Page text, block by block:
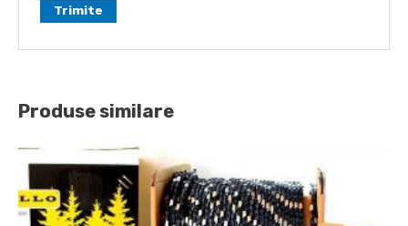
Produse similare